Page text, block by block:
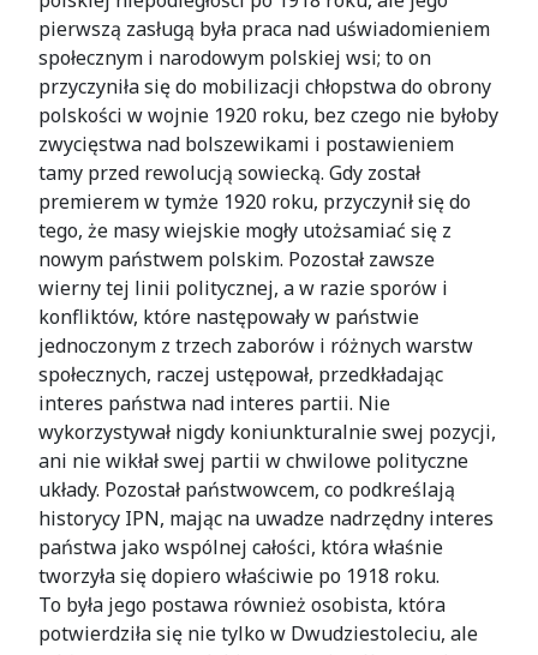
pierwszą zasługą była praca nad uświadomieniem
społecznym i narodowym polskiej wsi; to on
przyczyniła się do mobilizacji chłopstwa do obrony
polskości w wojnie 1920 roku, bez czego nie byłoby
zwycięstwa nad bolszewikami i postawieniem
tamy przed rewolucją sowiecką. Gdy został
premierem w tymże 1920 roku, przyczynił się do
tego, że masy wiejskie mogły utożsamiać się z
nowym państwem polskim. Pozostał zawsze
wierny tej linii politycznej, a w razie sporów i
konfliktów, które następowały w państwie
jednoczonym z trzech zaborów i różnych warstw
społecznych, raczej ustępował, przedkładając
interes państwa nad interes partii. Nie
wykorzystywał nigdy koniunkturalnie swej pozycji,
ani nie wikłał swej partii w chwilowe polityczne
układy. Pozostał państwowcem, co podkreślają
historycy IPN, mając na uwadze nadrzędny interes
państwa jako wspólnej całości, która właśnie
tworzyła się dopiero właściwie po 1918 roku.
To była jego postawa również osobista, która
potwierdziła się nie tylko w Dwudziestoleciu, ale